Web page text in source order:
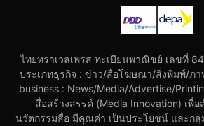
ไทยทราเวลเพรส ทะเบียนพาณิชย์ เลขที่
ประเภทธุรกิจ : ข่าว/สื่อโฆษณา/สิ่งพิมพ์/ภา
business : News/Media/Advertise/
สื่อสร้างสรรค์ (Media Innovation) เพื่
นวัตกรรมสื่อ มีคุณค่า เป็นประโยชน์ และกลุ่